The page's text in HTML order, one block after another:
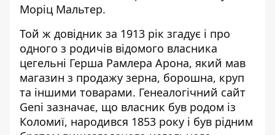
Моріц Мальтер.
Той ж довідник за 1913 рік згадує і про
одного з родичів відомого власника
цегельні Герша Рамлера Арона, який мав
магазин з продажу зерна, борошна, круп
та іншими товарами. Генеалогічний сайт
Geni зазначає, що власник був родом із
Коломиї, народився 1853 року і був рідним